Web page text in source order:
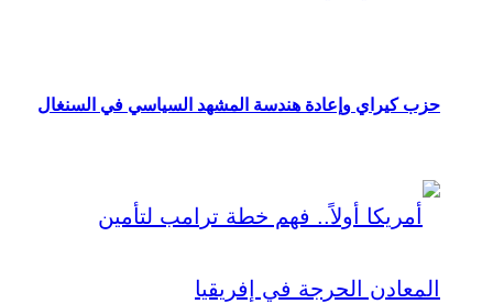
حزب كيراي وإعادة هندسة المشهد السياسي في السنغال